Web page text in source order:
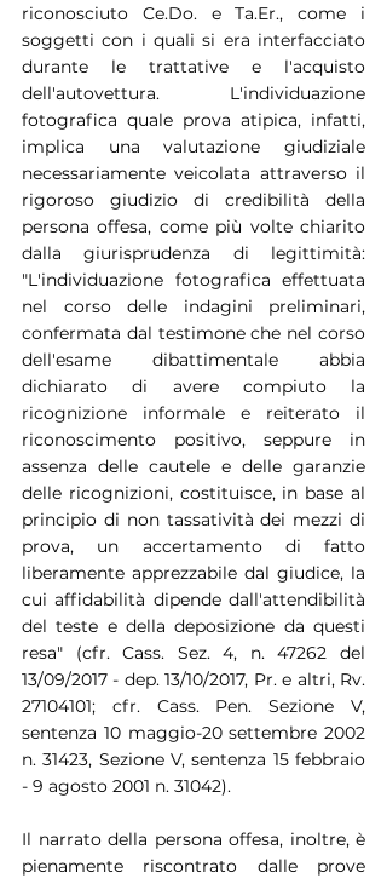
riconosciuto Ce.Do. e Ta.Er., come i
soggetti con i quali si era interfacciato
durante le trattative e l'acquisto
dell'autovettura. L'individuazione
fotografica quale prova atipica, infatti,
implica una valutazione giudiziale
necessariamente veicolata attraverso il
rigoroso giudizio di credibilità della
persona offesa, come più volte chiarito
dalla giurisprudenza di legittimità:
"L'individuazione fotografica effettuata
nel corso delle indagini preliminari,
confermata dal testimone che nel corso
dell'esame dibattimentale abbia
dichiarato di avere compiuto la
ricognizione informale e reiterato il
riconoscimento positivo, seppure in
assenza delle cautele e delle garanzie
delle ricognizioni, costituisce, in base al
principio di non tassatività dei mezzi di
prova, un accertamento di fatto
liberamente apprezzabile dal giudice, la
cui affidabilità dipende dall'attendibilità
del teste e della deposizione da questi
resa" (cfr. Cass. Sez. 4, n. 47262 del
13/09/2017 - dep. 13/10/2017, Pr. e altri, Rv.
27104101; cfr. Cass. Pen. Sezione V,
sentenza 10 maggio-20 settembre 2002
n. 31423, Sezione V, sentenza 15 febbraio
- 9 agosto 2001 n. 31042).
Il narrato della persona offesa, inoltre, è
pienamente riscontrato dalle prove